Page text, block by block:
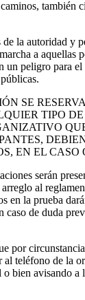
también
de la autoridad y
a aquellas
un peligro para
SE
TIPO
EN EL CASO
serán
al
en la prueba
caso de duda
por
al teléfono de la
o bien avisando a